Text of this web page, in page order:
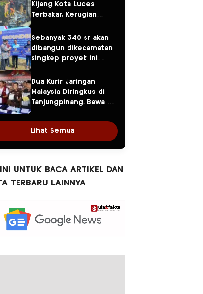
Kijang Kota Ludes
Terbakar, Kerugian
Juta
Sebanyak 340 sr akan
dibangun dikecamatan
singkep proyek ini
akhir tahun ini
Dua Kurir Jaringan
Malaysia Diringkus di
Tanjungpinang, Bawa 3
Upah Rp50 Juta Gagal
Cair
Lihat Semua
UNTUK BACA ARTIKEL DAN
TERBARU LAINNYA